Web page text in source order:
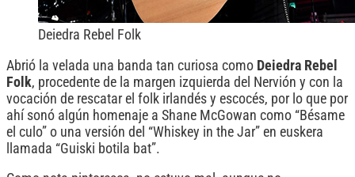
Deiedra Rebel Folk
Abrió la velada una banda tan curiosa como Deiedra Rebel
Folk, procedente de la margen izquierda del Nervión y con la
vocación de rescatar el folk irlandés y escocés, por lo que por
ahí sonó algún homenaje a Shane McGowan como “Bésame
el culo” o una versión del “Whiskey in the Jar” en euskera
llamada “Guiski botila bat”.